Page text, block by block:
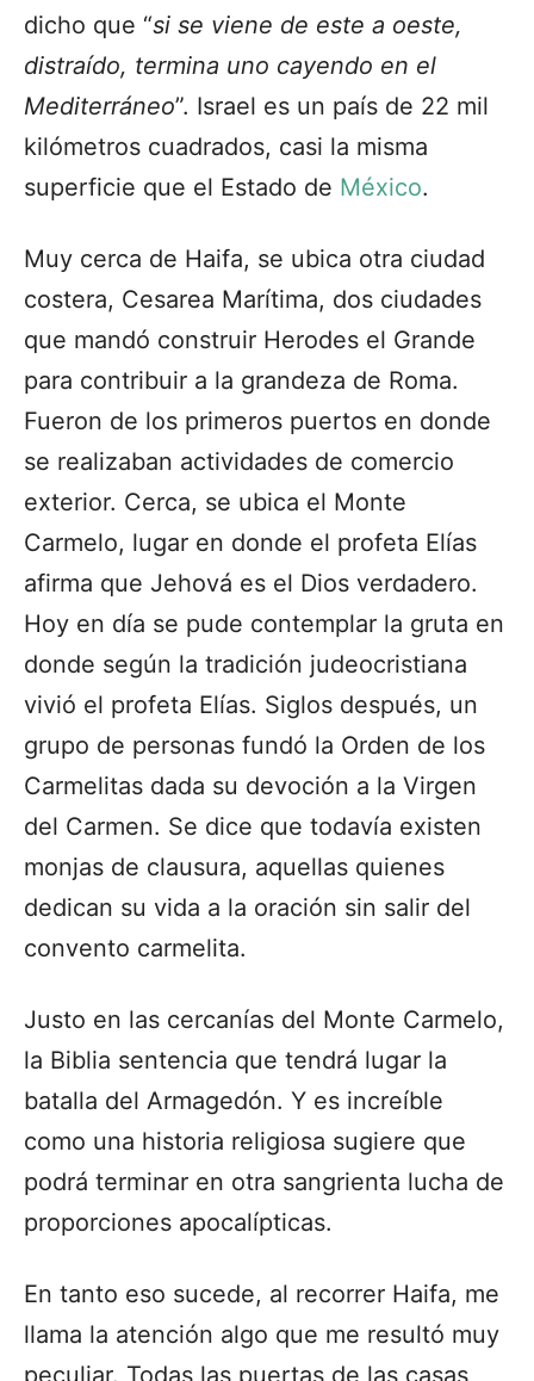
dicho que “si se viene de este a oeste,
distraído, termina uno cayendo en el
Mediterráneo”. Israel es un país de 22 mil
kilómetros cuadrados, casi la misma
superficie que el Estado de México.
Muy cerca de Haifa, se ubica otra ciudad
costera, Cesarea Marítima, dos ciudades
que mandó construir Herodes el Grande
para contribuir a la grandeza de Roma.
Fueron de los primeros puertos en donde
se realizaban actividades de comercio
exterior. Cerca, se ubica el Monte
Carmelo, lugar en donde el profeta Elías
afirma que Jehová es el Dios verdadero.
Hoy en día se pude contemplar la gruta en
donde según la tradición judeocristiana
vivió el profeta Elías. Siglos después, un
grupo de personas fundó la Orden de los
Carmelitas dada su devoción a la Virgen
del Carmen. Se dice que todavía existen
monjas de clausura, aquellas quienes
dedican su vida a la oración sin salir del
convento carmelita.
Justo en las cercanías del Monte Carmelo,
la Biblia sentencia que tendrá lugar la
batalla del Armagedón. Y es increíble
como una historia religiosa sugiere que
podrá terminar en otra sangrienta lucha de
proporciones apocalípticas.
En tanto eso sucede, al recorrer Haifa, me
llama la atención algo que me resultó muy
peculiar. Todas las puertas de las casas